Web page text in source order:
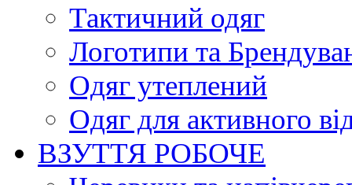
Тактичний одяг
Логотипи та
Одяг утеплений
Одяг для активного
ВЗУТТЯ РОБОЧЕ